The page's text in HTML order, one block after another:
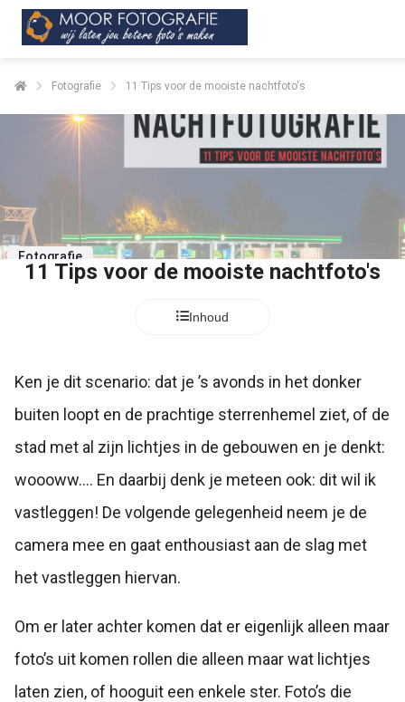
Fotografie 11 Tips voor de mooiste nachtfoto's
Fotografie
11 Tips voor de mooiste nachtfoto's
Inhoud
Ken je dit scenario: dat je ’s avonds in het donker
buiten loopt en de prachtige sterrenhemel ziet, of de
stad met al zijn lichtjes in de gebouwen en je denkt:
woooww…. En daarbij denk je meteen ook: dit wil ik
vastleggen! De volgende gelegenheid neem je de
camera mee en gaat enthousiast aan de slag met
het vastleggen hiervan.
Om er later achter komen dat er eigenlijk alleen maar
foto’s uit komen rollen die alleen maar wat lichtjes
laten zien, of hooguit een enkele ster. Foto’s die